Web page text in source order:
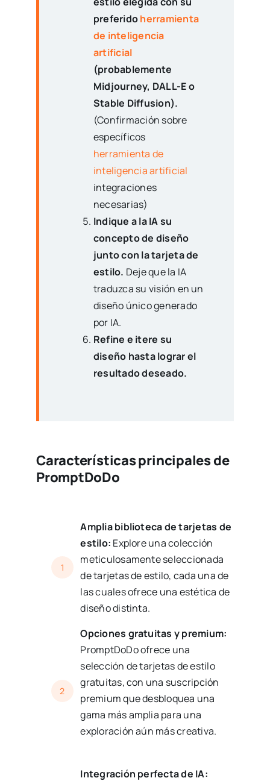
preferidoherramienta
de inteligencia
artificial
(probablemente
Midjourney, DALL-E o
Stable Diffusion).
(Confirmación sobre
específicos
herramienta de
inteligencia artificial
integraciones
necesarias)
Indique a la IA su
concepto de diseño
junto con la tarjeta de
estilo. Deje que la IA
traduzca su visión en un
diseño único generado
por IA.
Refine e itere su
diseño hasta lograr el
resultado deseado.
Características principales de
PromptDoDo
1
Amplia biblioteca de tarjetas de
estilo: Explore una colección
meticulosamente seleccionada
de tarjetas de estilo, cada una de
las cuales ofrece una estética de
diseño distinta.
2
Opciones gratuitas y premium:
PromptDoDo ofrece una
selección de tarjetas de estilo
gratuitas, con una suscripción
premium que desbloquea una
gama más amplia para una
exploración aún más creativa.
Integración perfecta de IA: